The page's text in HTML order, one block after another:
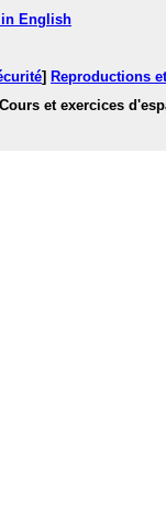
English
] Reproductions
Cours et exercices